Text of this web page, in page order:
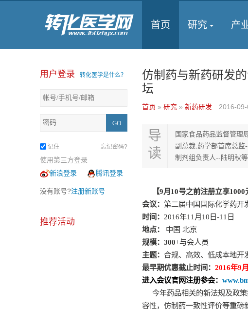
首页 研究 产
用户登录 转化医学是什么？
记住 忘记密码?
使用第三方登录
新浪登录
腾讯登录
没有账号?注册新账号
推荐活动
仿制药与新药研发
坛
首页 » 研究 » 新药研发 2016-09-
导
读
国家食品药品监督管理
副总裁,药学部首席总
制剂组负责人--陆明秋等
【9月 10号之前注册立享1000
会议： 第二届中国国际化学药开
时间： 2016年11 月 10 日-11 日
地点：
中国 北京
规模：300+与会人员
主题： 合规、高效、低成本地开
最早期优惠截止时间： 2016年9
进入会议官网注册参会：
今年药品相关的新法规及政
容性，仿制药一致性评价等重磅